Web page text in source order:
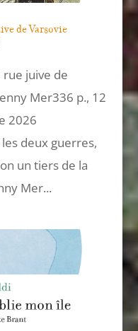
de Varsovie
rue juive de
Mer336 p., 12
2026
deux guerres,
un tiers de la
Mer...